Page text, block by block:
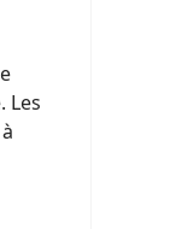
Les